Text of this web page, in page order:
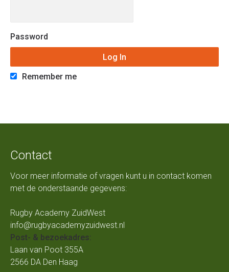
Password
Remember me
Contact
Voor meer informatie of vragen kunt u in contact komen
met de onderstaande gegevens:
Rugby Academy ZuidWest
info@rugbyacademyzuidwest.nl
Post- & bezoekadres:
Laan van Poot 355A
2566 DA Den Haag